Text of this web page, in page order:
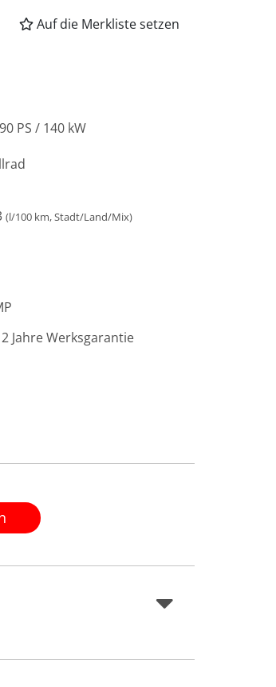
Auf die Merkliste setzen
PS / 140 kW
(l/100 km, Stadt/Land/Mix)
Jahre Werksgarantie